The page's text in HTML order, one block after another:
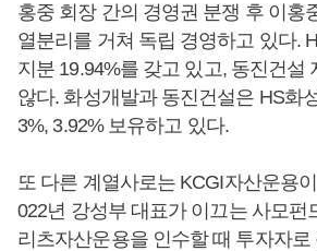
홍중 회장 간의 경영권 분쟁 후 이홍
열분리를 거쳐 독립 경영하고 있다.
지분 19.94%를 갖고 있고, 동진건설
않다. 화성개발과 동진건설은 HS화
3%, 3.92% 보유하고 있다.
또 다른 계열사로는 KCGI자산운용
022년 강성부 대표가 이끄는 사모펀
리츠자산운용을 인수할 때 투자자로